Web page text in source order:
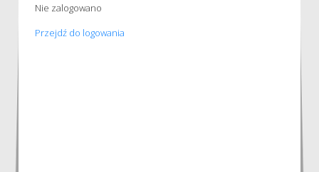
Nie zalogowano
Przejdź do logowania